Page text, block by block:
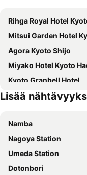
Rihga Royal Hotel
Mitsui Garden Hotel
Agora Kyoto Shijo
Miyako Hotel Kyoto
Kyoto Granbell Hotel
Kyoto Brighton Hotel
THE POCKET HOTEL Kyoto
Onyado Nono Kyoto Shichijo Natural Hot
Noku Kyoto
Hotel Gracery Kyoto
Lisää
Namba
Nagoya Station
Umeda Station
Dotonbori